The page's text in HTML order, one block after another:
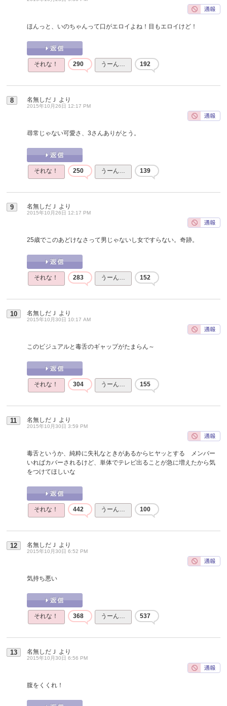
ほんっと、いのちゃんって口がエロイよね！目もエロイけど！
それな！ 290 うーん… 192
8 名無しだＪ より
2015年10月26日 12:17 PM
尋常じゃない可愛さ、3さんありがとう。
それな！ 250 うーん… 139
9 名無しだＪ より
2015年10月26日 12:17 PM
25歳でこのあどけなさって男じゃないし女ですらない。奇跡。
それな！ 283 うーん… 152
10 名無しだＪ より
2015年10月30日 10:17 AM
このビジュアルと毒舌のギャップがたまらん～
それな！ 304 うーん… 155
11 名無しだＪ より
2015年10月30日 3:59 PM
毒舌というか、純粋に失礼なときがあるからヒヤッとする メンバー
いればカバーされるけど、単体でテレビ出ることが急に増えたから気
をつけてほしいな
それな！ 442 うーん… 100
12 名無しだＪ より
2015年10月30日 6:52 PM
気持ち悪い
それな！ 368 うーん… 537
13 名無しだＪ より
2015年10月30日 6:56 PM
腹をくくれ！